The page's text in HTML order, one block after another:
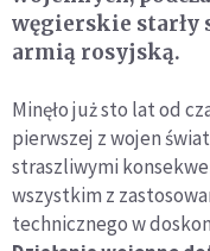
węgierskie starły
armią rosyjską.
Minęło już sto lat od
pierwszej z wojen
straszliwymi
wszystkim z
technicznego w